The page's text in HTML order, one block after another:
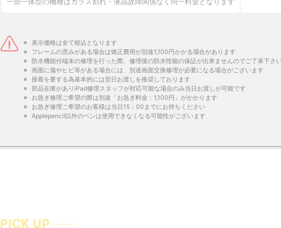
表示価格は全て税込となります
フレームの歪みがある場合は矯正費用が別途1,100円かかる場合があります
防水機能付端末の修理を行った際、修理後の防水性能の保証が出来ませんのでご了承下さ
画面に傷やヒビ等がある場合には、別途画面交換修理が必要になる場合がございます
接着を要する為基本的には翌日お渡しを推奨しております
部品在庫がありiPad修理スタッフが対応可能な場合のみ当日お渡しが可能です
お急ぎ修理ご希望の際は別途「お急ぎ料金：1,100円」がかかります
お急ぎ修理ご希望のお客様は当日15：00までにお持ちください
Applepencil以外のペンは使用できなくなる可能性がございます
PICK UP